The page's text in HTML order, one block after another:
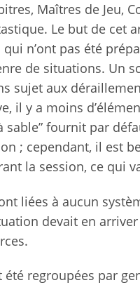
Maîtres de Jeu,
Le but de cet
n’ont pas été
de situations. Un
sujet aux
il y a moins
sable” fournit par
; cependant, il est
la session, ce qui
liées à aucun
devait en
regroupées par